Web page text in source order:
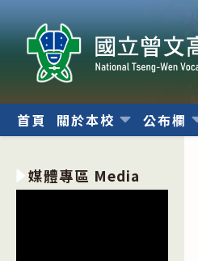
轉
內
首頁 關於本校 公布欄
媒體專區 Media